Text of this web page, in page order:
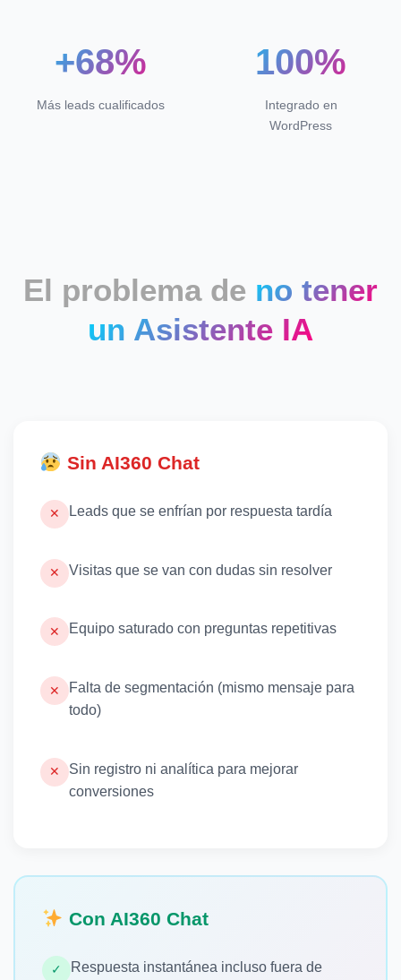
+68%
Más leads cualificados
100%
Integrado en
WordPress
El problema de no tener
un Asistente IA
Sin AI360 Chat
✕ Leads que se enfrían por respuesta tardía
✕ Visitas que se van con dudas sin resolver
✕ Equipo saturado con preguntas repetitivas
✕
Falta de segmentación (mismo mensaje para
todo)
✕
Sin registro ni analítica para mejorar
conversiones
Con AI360 Chat
✓
Respuesta instantánea incluso fuera de